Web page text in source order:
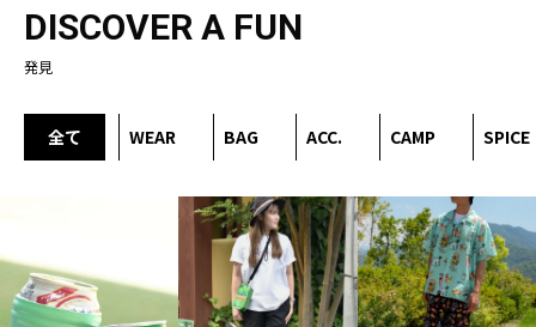
DISCOVER A FUN
発見
全て WEAR BAG ACC. CAMP SPICE